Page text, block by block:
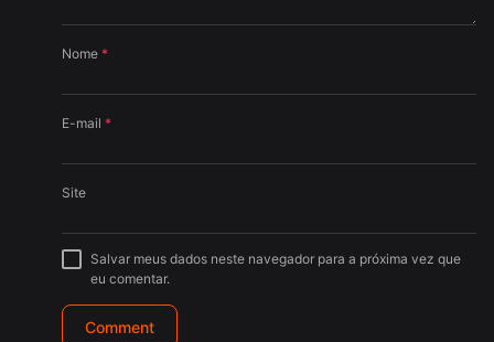
Nome *
E-mail *
Site
Salvar meus dados neste navegador para a próxima vez que
eu comentar.